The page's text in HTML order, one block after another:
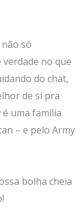
só
no que
do chat,
de si pra
uma família
– e pelo Army
bolha cheia